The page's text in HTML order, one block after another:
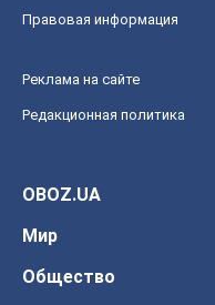
Правовая информация
Реклама на сайте
Редакционная политика
OBOZ.UA
Мир
Общество